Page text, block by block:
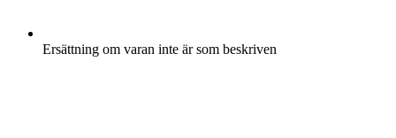
Ersättning om varan inte är som beskriven